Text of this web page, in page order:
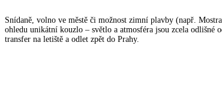
Snídaně, volno ve městě či možnost zimní plavby (např.
ohledu unikátní kouzlo – světlo a atmosféra jsou zcela odlišné
transfer na letiště a odlet zpět do Prahy.